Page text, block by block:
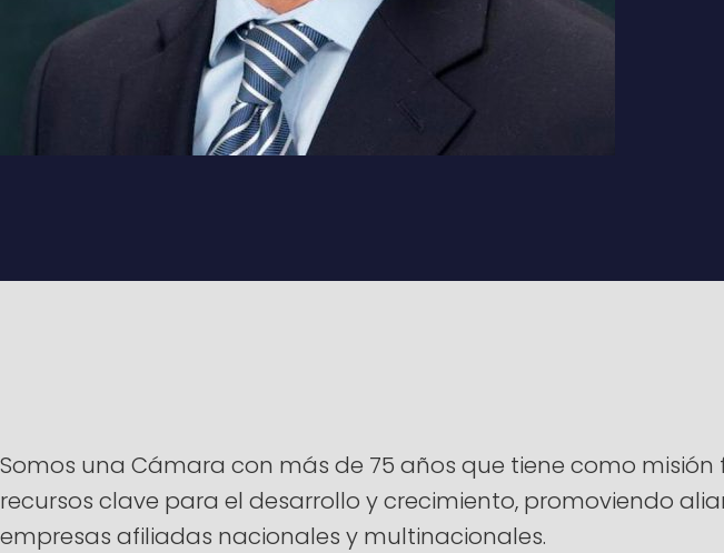
Somos una Cámara con más de 75 años que tiene como
recursos clave para el desarrollo y crecimiento, promoviendo
empresas afiliadas nacionales y multinacionales.